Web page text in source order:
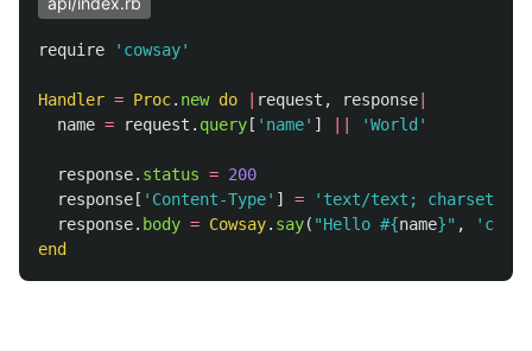
require 'cowsay'
Handler = Proc. new do request , response
name = request . query [ 'name' ] 'World'
response. status = 200
response [ 'Content-Type' ] =
'text/text;
response. body = Cowsay. say( "Hello #{name}" , 'cow'
end